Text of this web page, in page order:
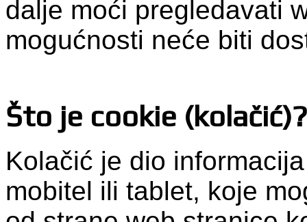
dalje moći pregledavati
mogućnosti neće biti
Što je cookie (kolačić)?
Kolačić je dio
mobitel ili tablet, koje